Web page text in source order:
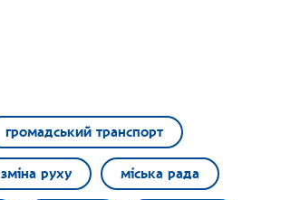
громадський транспорт
зміна руху міська рада